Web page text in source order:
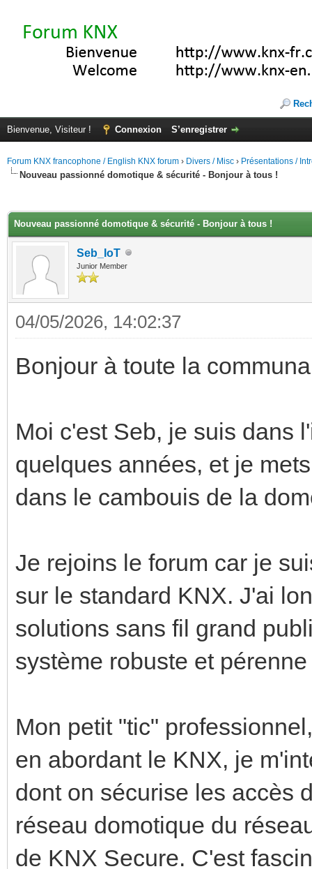
Bienvenue, Visiteur ! Connexion S’enregistrer
Forum KNX francophone / English KNX forum › Divers / Misc › Présentations /
Nouveau passionné domotique & sécurité - Bonjour à tous !
Nouveau passionné domotique & sécurité - Bonjour à tous !
Seb_IoT
Junior Member
04/05/2026, 14:02:37
Bonjour à toute la
Moi c'est Seb, je suis dans
quelques années, et je
dans le cambouis de la
Je rejoins le forum car je
sur le standard KNX. J'ai
solutions sans fil grand
système robuste et
Mon petit "tic"
en abordant le KNX, je
dont on sécurise les accès
réseau domotique du
de KNX Secure. C'est